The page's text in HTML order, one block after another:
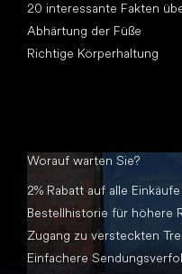
20 interessante Fakten
Abhärtung der Füße
Richtige Körperhaltung
Worauf warten Sie?
2% Rabatt auf alle Einkäufe
Bestellhistorie für höhere
Zugang zu versteckten
Einfachere